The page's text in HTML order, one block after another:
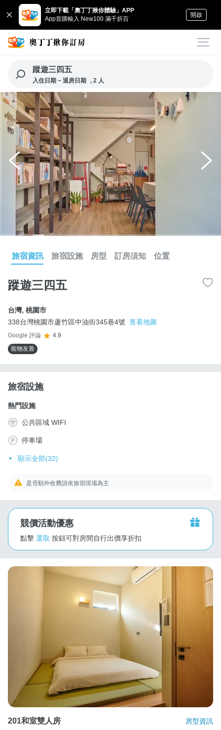
立即下載「奧丁丁揪你體驗」APP
App首購輸入 New100 滿千折百
開啟
蹤遊三四五
入住日期 ~ 退房日期 , 2 人
旅宿資訊 旅宿設施 房型 訂房須知 位置
蹤遊三四五
台灣, 桃園市
338台灣桃園市蘆竹區中油街345巷4號 查看地圖
Google 評論
4.9
寵物友善
旅宿設施
熱門設施
公共區域 WIFI
停車場
顯示全部(32)
是否額外收費請依旅宿現場為主
競價活動優惠
點擊 選取 按鈕可對房間自行出價享折扣
201和室雙人房 房型資訊